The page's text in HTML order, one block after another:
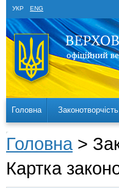
УКР ENG
Головна Законотворчість
Головна >
Картка